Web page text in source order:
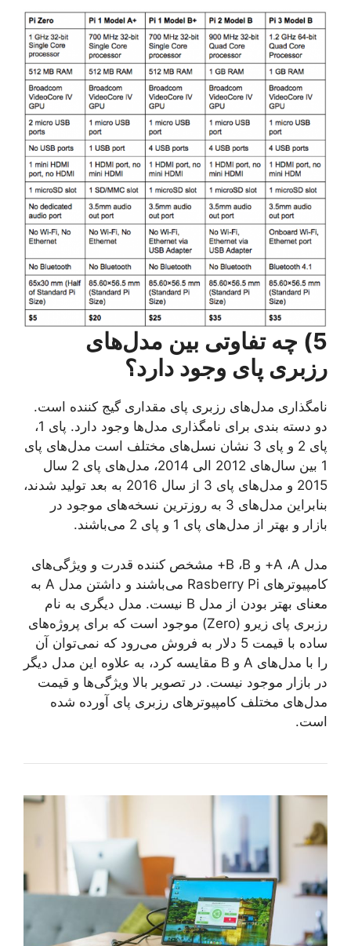
5) چه تفاوتی بین مدل‌های
رزبری پای وجود دارد؟
نامگذاری مدل‌های رزبری پای مقداری گیج کننده است.
دو دسته بندی برای نامگذاری مدل‌ها وجود دارد. پای 1،
پای 2 و پای 3 نشان نسل‌های مختلف است مدل‌های پای
1 بین سال‌های 2012 الی 2014، مدل‌های پای 2 سال
2015 و مدل‌های پای 3 از سال 2016 به بعد تولید شدند،
بنابراین مدل‌های 3 به روزترین نسخه‌های موجود در
بازار و بهتر از مدل‌های پای 1 و پای 2 می‌باشند.
مدل A ،A+ و B ،B+ مشخص کننده قدرت و ویژگی‌های
کامپیوترهای Rasberry Pi می‌باشند و داشتن مدل A به
معنای بهتر بودن از مدل B نیست. مدل دیگری به نام
رزبری پای زیرو (Zero) موجود است که برای پروژه‌های
ساده با قیمت 5 دلار به فروش می‌رود که نمی‌توان آن
را با مدل‌های A و B مقایسه کرد، به علاوه این مدل دیگر
در بازار موجود نیست. در تصویر بالا ویژگی‌ها و قیمت
مدل‌های مختلف کامپیوترهای رزبری پای آورده شده‌
است.